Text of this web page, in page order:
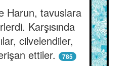
Harun, tavuslara
Karşısında
cilvelendiler,
ettiler.
785